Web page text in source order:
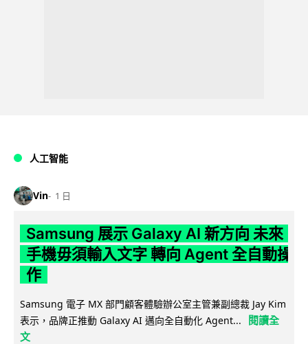
人工智能
Vin 1 日
Samsung 展示 Galaxy AI 新方向 未來
手機毋須輸入文字 轉向 Agent 全自動操
作
Samsung 電子 MX 部門顧客體驗辦公室主管兼副總裁 Jay Kim
表示，品牌正推動 Galaxy AI 邁向全自動化 Agent...
閱讀全
文